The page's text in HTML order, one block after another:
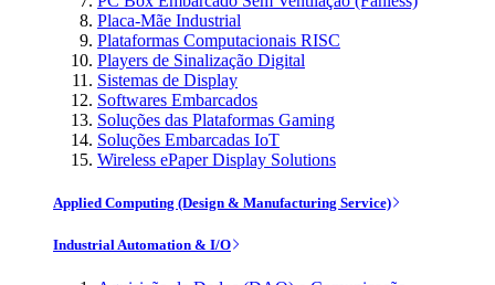
Placa-Mãe Industrial
Plataformas Computacionais RISC
Players de Sinalização Digital
Sistemas de Display
Softwares Embarcados
Soluções das Plataformas Gaming
Soluções Embarcadas IoT
Wireless ePaper Display Solutions
Applied Computing (Design & Manufacturing Service)
Industrial Automation & I/O